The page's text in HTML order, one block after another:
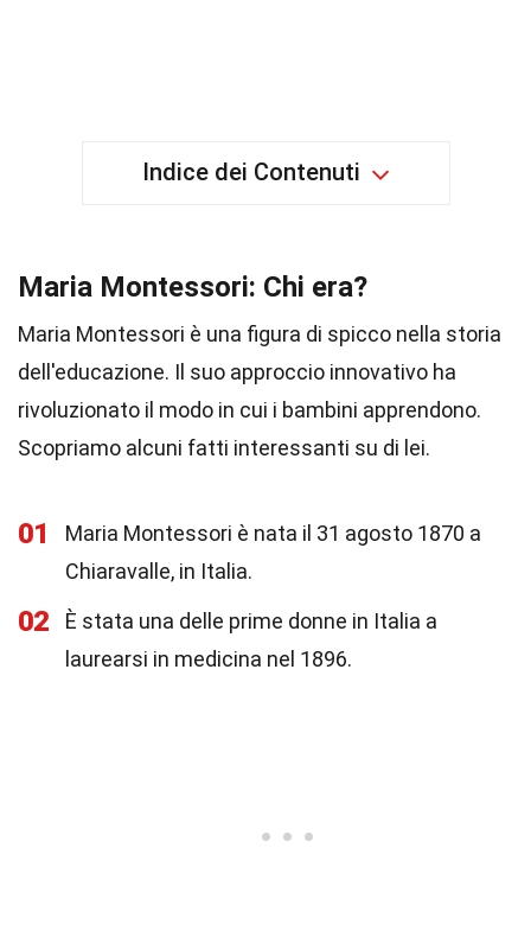
Indice dei Contenuti
Maria Montessori: Chi era?
Maria Montessori è una figura di spicco nella storia
dell'educazione. Il suo approccio innovativo ha
rivoluzionato il modo in cui i bambini apprendono.
Scopriamo alcuni fatti interessanti su di lei.
01
Maria Montessori è nata il 31 agosto 1870 a
Chiaravalle, in Italia.
02
È stata una delle prime donne in Italia a
laurearsi in medicina nel 1896.